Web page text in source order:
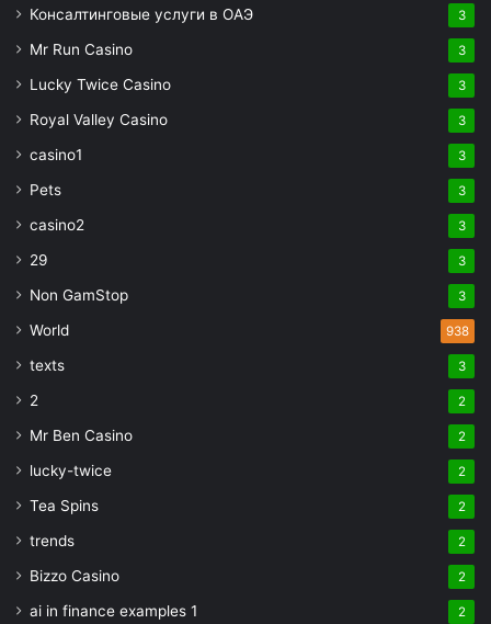
Консалтинговые услуги в ОАЭ 3
Mr Run Casino 3
Lucky Twice Casino 3
Royal Valley Casino 3
casino1 3
Pets 3
casino2 3
29 3
Non GamStop 3
World 938
texts 3
2 2
Mr Ben Casino 2
lucky-twice 2
Tea Spins 2
trends 2
Bizzo Casino 2
ai in finance examples 1 2